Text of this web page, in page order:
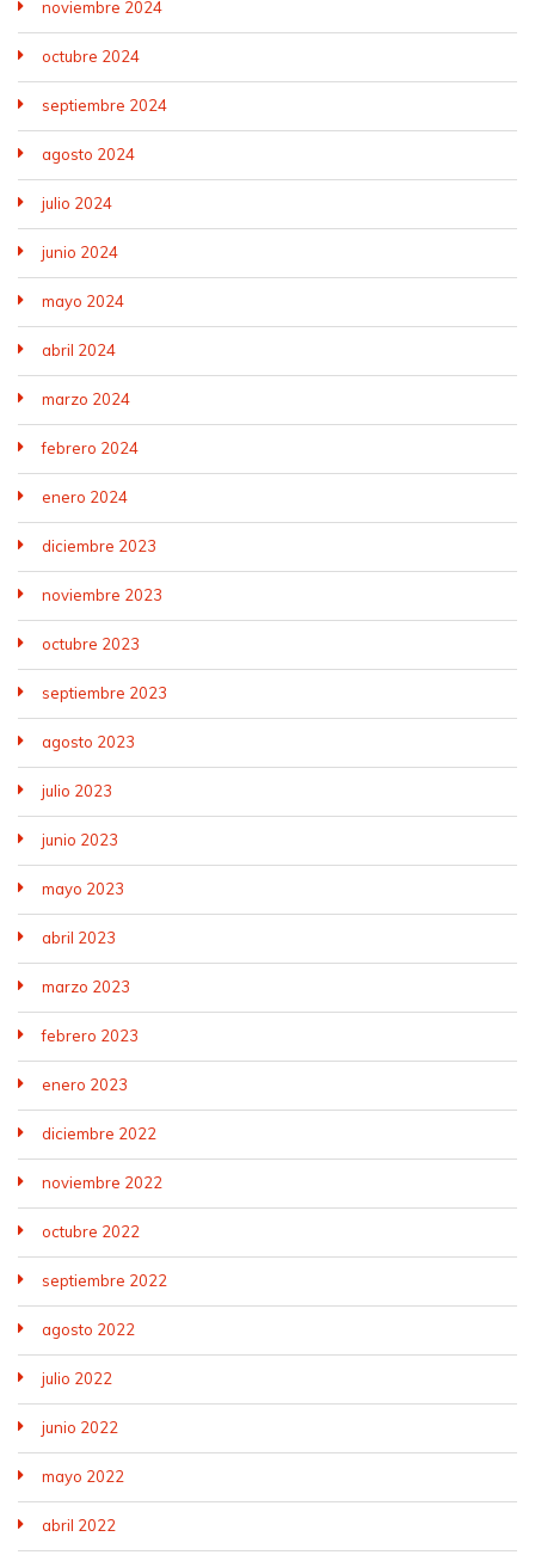
noviembre 2024
octubre 2024
septiembre 2024
agosto 2024
julio 2024
junio 2024
mayo 2024
abril 2024
marzo 2024
febrero 2024
enero 2024
diciembre 2023
noviembre 2023
octubre 2023
septiembre 2023
agosto 2023
julio 2023
junio 2023
mayo 2023
abril 2023
marzo 2023
febrero 2023
enero 2023
diciembre 2022
noviembre 2022
octubre 2022
septiembre 2022
agosto 2022
julio 2022
junio 2022
mayo 2022
abril 2022